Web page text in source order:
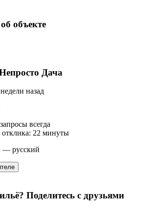
объекте
Дача
назад
всегда
отклика: 22 минуты
— русский
Поделитесь с друзьями